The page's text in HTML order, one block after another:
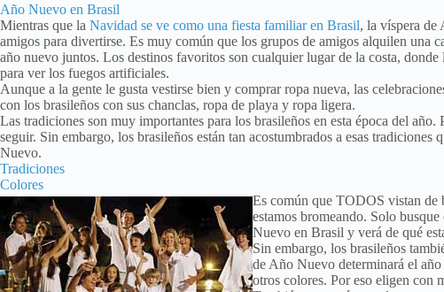
Año Nuevo en Brasil
Mientras que la Navidad se ve como una fiesta familiar en Brasil, la víspera de
amigos para divertirse. Es muy común que los grupos de amigos alquilen una
año nuevo juntos. Los destinos favoritos son cualquier lugar de la costa,
para ver los fuegos artificiales.
Aunque a la gente le gusta vestirse bien y comprar ropa nueva, las
con los brasileños con sus chanclas, ropa de playa y ropa ligera.
Las tradiciones son muy importantes para los brasileños en esta época del año.
seguir. Sin embargo, los brasileños están tan acostumbrados a esas tradiciones
Nuevo.
Tradiciones
Colores
Es común que TODOS vistan
estamos bromeando. Solo
Nuevo en Brasil y verá de qué
Sin embargo, los brasileños
de Año Nuevo determinará el año
otros colores. Por eso eligen con